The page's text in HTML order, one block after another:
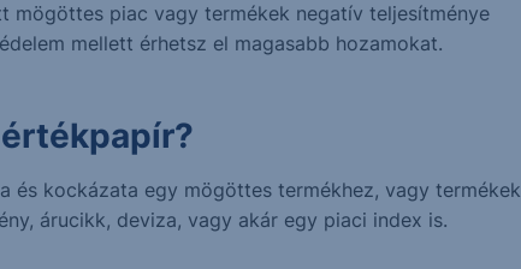
piac vagy termékek negatív teljesítménye
mellett érhetsz el magasabb hozamokat.
kockázata egy mögöttes termékhez, vagy termékek
árucikk, deviza, vagy akár egy piaci index is.